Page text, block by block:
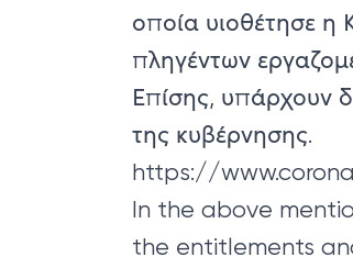
οποία υιοθέτησε η
πληγέντων
Επίσης, υπάρχουν
της κυβέρνησης.
https://
In the above
the entitlements